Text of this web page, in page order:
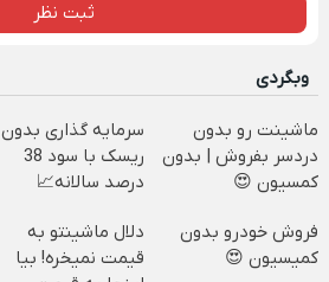
ثبت نظر
وبگردی
ماشینت رو بدون
دردسر بفروش | بدون
کمسیون 😍
سرمایه گذاری بدون
ریسک با سود 38
درصد سالانه📈
فروش خودرو بدون
کمیسیون 😍
دلال ماشینتو به
قیمت نمیخره! بیا